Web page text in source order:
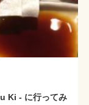
Ki - に行ってみ